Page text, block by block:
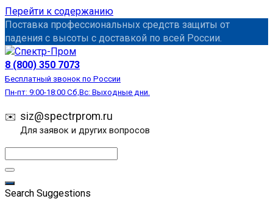
Перейти к содержанию
Поставка профессиональных средств защиты от
падения с высоты с доставкой по всей России.
8 (800) 350 7073
Бесплатный звонок по России
Пн-пт: 9:00-18:00 Сб,Вс: Выходные дни.
siz@spectrprom.ru
Для заявок и других вопросов
Search Suggestions